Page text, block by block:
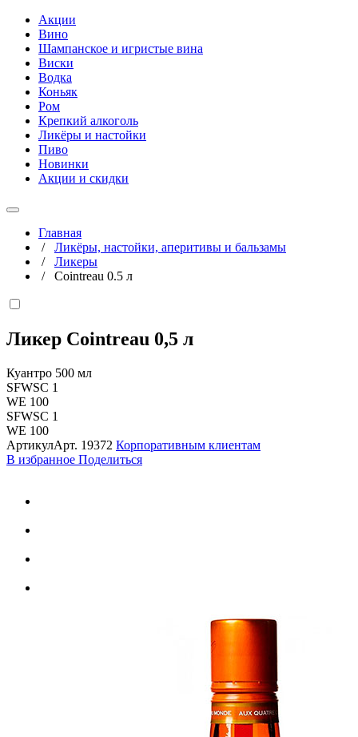
Акции
Вино
Шампанское и игристые вина
Виски
Водка
Коньяк
Ром
Крепкий алкоголь
Ликёры и настойки
Пиво
Новинки
Акции и скидки
Главная
/ Ликёры, настойки, аперитивы и бальзамы
/ Ликеры
/ Cointreau 0.5 л
Ликер Cointreau 0,5 л
Куантро 500 мл
SFWSC 1
WE 100
SFWSC 1
WE 100
АртикулАрт. 19372 Корпоративным клиентам
В избранное Поделиться